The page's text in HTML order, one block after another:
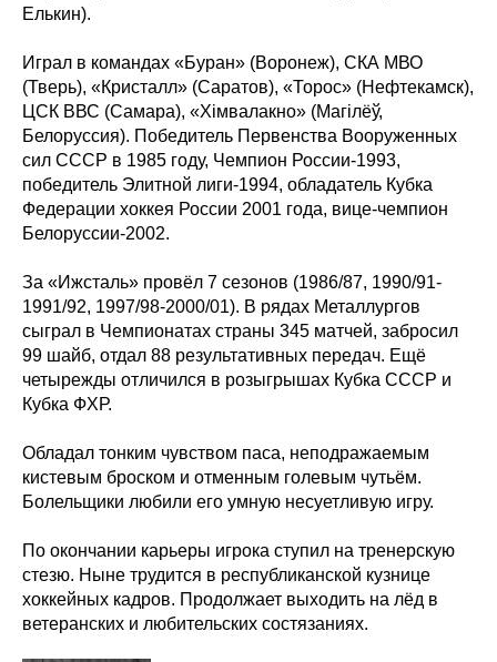
Елькин).
Играл в командах «Буран» (Воронеж), СКА МВО
(Тверь), «Кристалл» (Саратов), «Торос» (Нефтекамск),
ЦСК ВВС (Самара), «Хімвалакно» (Магілёў,
Белоруссия). Победитель Первенства Вооруженных
сил СССР в 1985 году, Чемпион России-1993,
победитель Элитной лиги-1994, обладатель Кубка
Федерации хоккея России 2001 года, вице-чемпион
Белоруссии-2002.
За «Ижсталь» провёл 7 сезонов (1986/87, 1990/91-
1991/92, 1997/98-2000/01). В рядах Металлургов
сыграл в Чемпионатах страны 345 матчей, забросил
99 шайб, отдал 88 результативных передач. Ещё
четырежды отличился в розыгрышах Кубка СССР и
Кубка ФХР.
Обладал тонким чувством паса, неподражаемым
кистевым броском и отменным голевым чутьём.
Болельщики любили его умную несуетливую игру.
По окончании карьеры игрока ступил на тренерскую
стезю. Ныне трудится в республиканской кузнице
хоккейных кадров. Продолжает выходить на лёд в
ветеранских и любительских состязаниях.